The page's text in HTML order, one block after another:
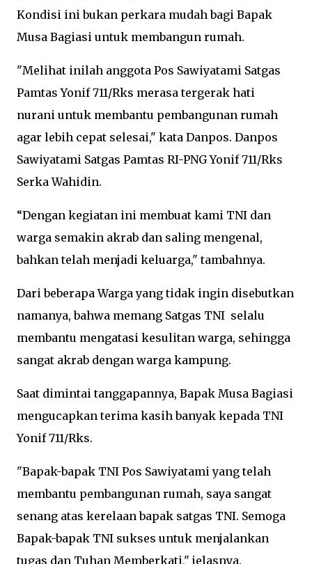
Kondisi ini bukan perkara mudah bagi Bapak
Musa Bagiasi untuk membangun rumah.
"Melihat inilah anggota Pos Sawiyatami Satgas
Pamtas Yonif 711/Rks merasa tergerak hati
nurani untuk membantu pembangunan rumah
agar lebih cepat selesai," kata Danpos. Danpos
Sawiyatami Satgas Pamtas RI-PNG Yonif 711/Rks
Serka Wahidin.
“Dengan kegiatan ini membuat kami TNI dan
warga semakin akrab dan saling mengenal,
bahkan telah menjadi keluarga," tambahnya.
Dari beberapa Warga yang tidak ingin disebutkan
namanya, bahwa memang Satgas TNI selalu
membantu mengatasi kesulitan warga, sehingga
sangat akrab dengan warga kampung.
Saat dimintai tanggapannya, Bapak Musa Bagiasi
mengucapkan terima kasih banyak kepada TNI
Yonif 711/Rks.
"Bapak-bapak TNI Pos Sawiyatami yang telah
membantu pembangunan rumah, saya sangat
senang atas kerelaan bapak satgas TNI. Semoga
Bapak-bapak TNI sukses untuk menjalankan
tugas dan Tuhan Memberkati," jelasnya.